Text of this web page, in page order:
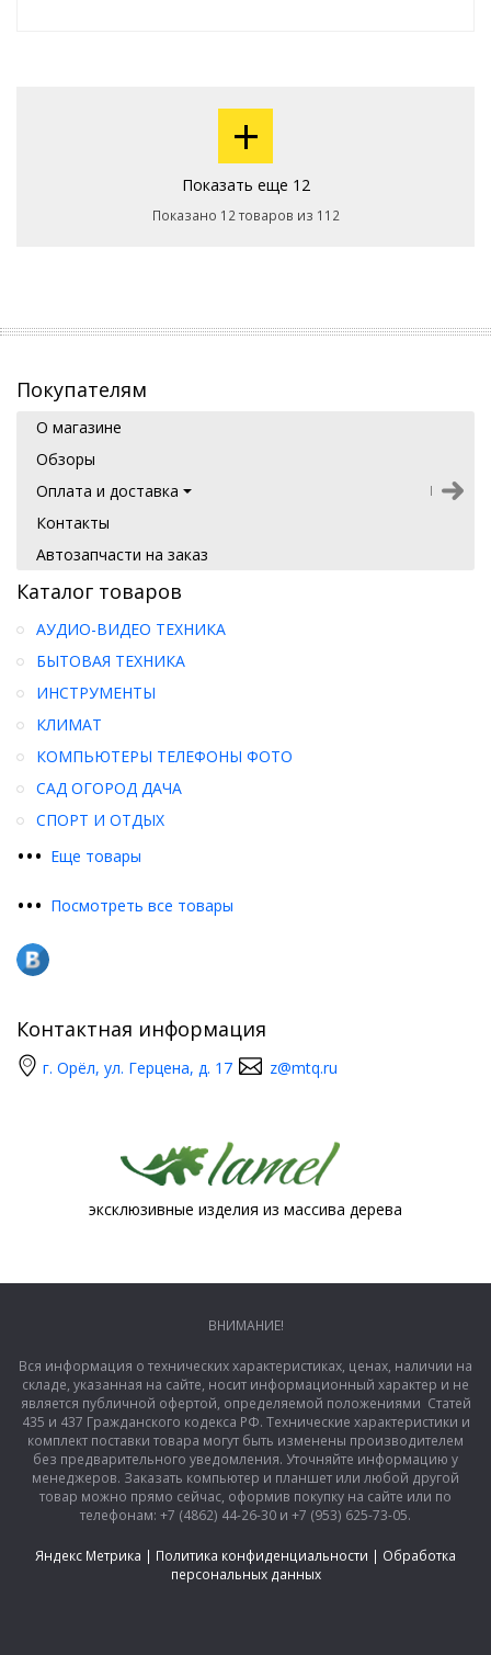
+
Показать еще 12
Показано 12 товаров из 112
Покупателям
О магазине
Обзоры
Оплата и доставка
Контакты
Автозапчасти на заказ
Каталог товаров
••• Еще товары
АУДИО-ВИДЕО ТЕХНИКА
БЫТОВАЯ ТЕХНИКА
ИНСТРУМЕНТЫ
КЛИМАТ
КОМПЬЮТЕРЫ ТЕЛЕФОНЫ ФОТО
САД ОГОРОД ДАЧА
СПОРТ И ОТДЫХ
••• Посмотреть все товары
Контактная информация
г. Орёл, ул. Герцена, д. 17 z@mtq.ru
эксклюзивные изделия из массива дерева
ВНИМАНИЕ!
Вся информация о технических характеристиках, ценах, наличии на
складе, указанная на сайте, носит информационный характер и не
является публичной офертой, определяемой положениями Статей
435 и 437 Гражданского кодекса РФ. Технические характеристики и
комплект поставки товара могут быть изменены производителем
без предварительного уведомления. Уточняйте информацию у
менеджеров. Заказать компьютер и планшет или любой другой
товар можно прямо сейчас, оформив покупку на сайте или по
телефонам: +7 (4862) 44-26-30 и +7 (953) 625-73-05.
Яндекс Метрика | Политика конфиденциальности | Обработка
персональных данных